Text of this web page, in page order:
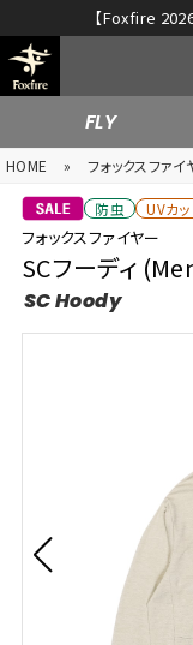
新
FLY
HOME » フォックスファイ
防虫 UVカッ
フォックスファイヤー
SCフーディ
SC Hoody